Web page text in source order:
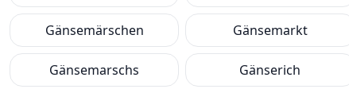
Gänsemärschen Gänsemarkt
Gänsemarschs Gänserich